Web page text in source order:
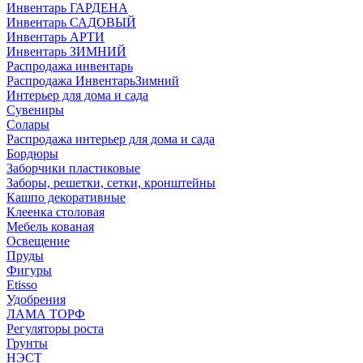
Инвентарь ГАРДЕНА
Инвентарь САДОВЫЙ
Инвентарь АРТИ
Инвентарь ЗИМНИЙ
Распродажа инвентарь
Распродажа ИнвентарьЗимний
Интерьер для дома и сада
Сувениры
Солары
Распродажа интерьер для дома и сада
Бордюры
Заборчики пластиковые
Заборы, решетки, сетки, кронштейны
Кашпо декоративные
Клеенка столовая
Мебель кованая
Освещение
Пруды
Фигуры
Etisso
Удобрения
ЛАМА ТОРФ
Регуляторы роста
Грунты
НЭСТ